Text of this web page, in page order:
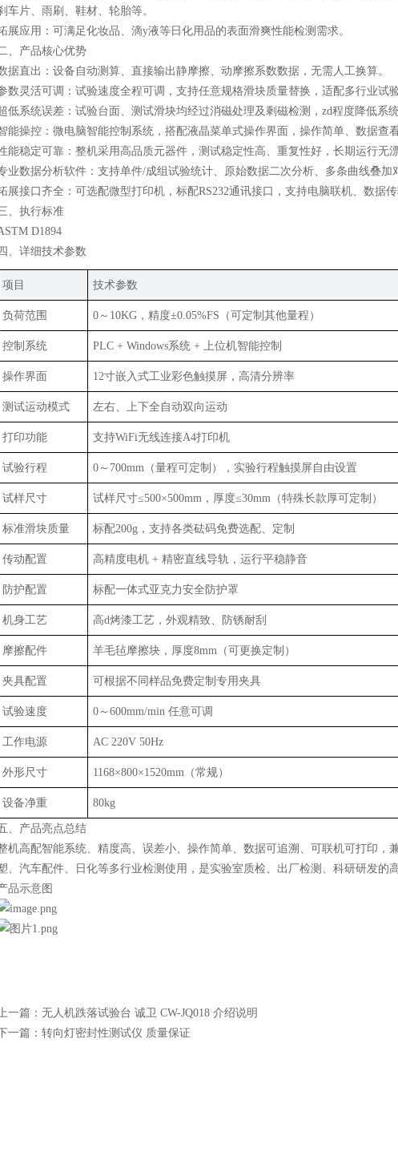
车片、雨刷、鞋材、轮胎等。
展应用：可满足化妆品、滴y液等日化用品的表面滑爽性能检测需求。
、产品核心优势
据直出：设备自动测算、直接输出静摩擦、动摩擦系数数据，无需人工换算。
数灵活可调：试验速度全程可调，支持任意规格滑块质量替换，适配多行业试验
低系统误差：试验台面、测试滑块均经过消磁处理及剩磁检测，zd程度降低系
能操控：微电脑智能控制系统，搭配液晶菜单式操作界面，操作简单、数据查看
能稳定可靠：整机采用高品质元器件，测试稳定性高、重复性好，长期运行无漂
业数据分析软件：支持单件/成组试验统计、原始数据二次分析、多条曲线叠加
展接口齐全：可选配微型打印机，标配RS232通讯接口，支持电脑联机、数据传
、执行标准
D1894
、详细技术参数
项目 技术参数
负荷范围 0～10KG，精度±0.05%FS（可定制其他量程）
控制系统 PLC + Windows系统 + 上位机智能控制
操作界面 12寸嵌入式工业彩色触摸屏，高清分辨率
测试运动模式 左右、上下全自动双向运动
打印功能 支持WiFi无线连接A4打印机
试验行程 0～700mm（量程可定制），实验行程触摸屏自由设置
试样尺寸 试样尺寸≤500×500mm，厚度≤30mm（特殊长款厚可定制）
标准滑块质量 标配200g，支持各类砝码免费选配、定制
传动配置 高精度电机 + 精密直线导轨，运行平稳静音
防护配置 标配一体式亚克力安全防护罩
机身工艺 高d烤漆工艺，外观精致、防锈耐刮
摩擦配件 羊毛毡摩擦块，厚度8mm（可更换定制）
夹具配置 可根据不同样品免费定制专用夹具
试验速度 0～600mm/min 任意可调
工作电源 AC 220V 50Hz
外形尺寸 1168×800×1520mm（常规）
设备净重 80kg
、产品亮点总结
机高配智能系统、精度高、误差小、操作简单、数据可追溯、可联机可打印
、汽车配件、日化等多行业检测使用，是实验室质检、出厂检测、科研研发的
品示意图
一篇： 无人机跌落试验台 诚卫 CW-JQ018 介绍说明
一篇： 转向灯密封性测试仪 质量保证